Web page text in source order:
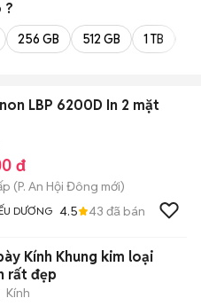
?
256 GB 512 GB 1 TB
LBP 6200D In 2 mặt
đ
(P. An Hội Đông mới)
DƯƠNG 4.5 43 đã bán
Kính Khung kim loại
rất đẹp
Kính